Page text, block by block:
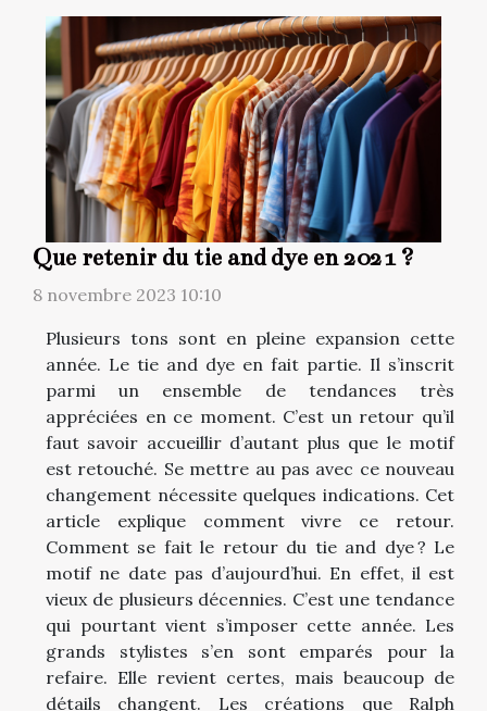
Que retenir du tie and dye en 2021 ?
8 novembre 2023 10:10
Plusieurs tons sont en pleine expansion cette
année. Le tie and dye en fait partie. Il s’inscrit
parmi un ensemble de tendances très
appréciées en ce moment. C’est un retour qu’il
faut savoir accueillir d’autant plus que le motif
est retouché. Se mettre au pas avec ce nouveau
changement nécessite quelques indications. Cet
article explique comment vivre ce retour.
Comment se fait le retour du tie and dye ? Le
motif ne date pas d’aujourd’hui. En effet, il est
vieux de plusieurs décennies. C’est une tendance
qui pourtant vient s’imposer cette année. Les
grands stylistes s’en sont emparés pour la
refaire. Elle revient certes, mais beaucoup de
détails changent. Les créations que Ralph